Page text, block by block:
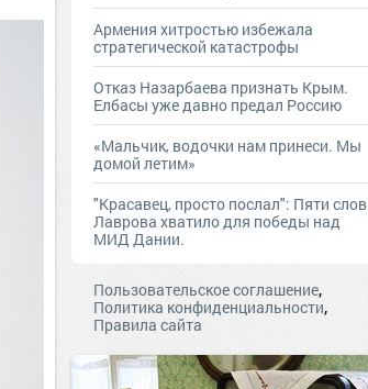
Армения хитростью избежала
стратегической катастрофы
Отказ Назарбаева признать Крым.
Елбасы уже давно предал Россию
«Мальчик, водочки нам принеси. Мы
домой летим»
"Красавец, просто послал": Пяти слов
Лаврова хватило для победы над
МИД Дании.
Пользовательское соглашение,
Политика конфиденциальности,
Правила сайта